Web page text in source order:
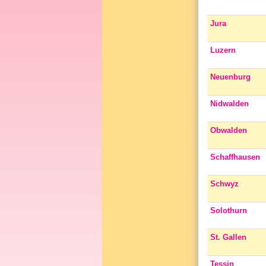
Jura
Luzern
Neuenburg
Nidwalden
Obwalden
Schaffhausen
Schwyz
Solothurn
St. Gallen
Tessin